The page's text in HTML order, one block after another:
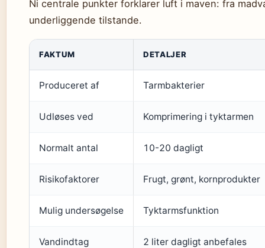
Ni centrale punkter forklarer luft i maven: fra
underliggende tilstande.
FAKTUM DETALJER
Produceret af Tarmbakterier
Udløses ved Komprimering i tyktarmen
Normalt antal 10-20 dagligt
Risikofaktorer Frugt, grønt, kornprodukter
Mulig undersøgelse Tyktarmsfunktion
Vandindtag 2 liter dagligt anbefales